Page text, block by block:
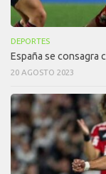
DEPORTES
España se consagra
20 AGOSTO 2023